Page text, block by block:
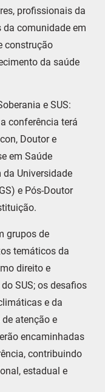
profissionais da
da comunidade em
construção
da saúde
e SUS:
conferência terá
Doutor e
em Saúde
da Universidade
e Pós-Doutor
grupos de
temáticos da
direito e
SUS; os desafios
e da
atenção e
encaminhadas
contribuindo
estadual e